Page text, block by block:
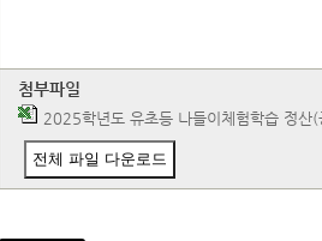
첨부파일
2025학년도 유초등 나들이체험학습 정산
전체 파일 다운로드